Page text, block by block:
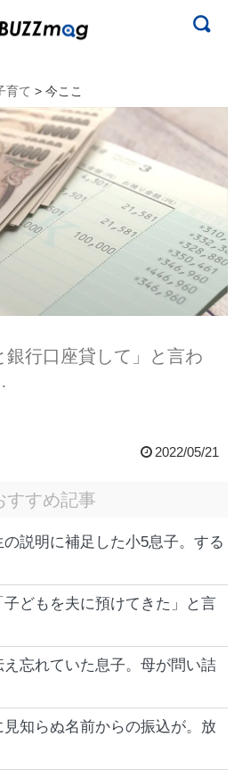
育て > 今ここ
銀行口座貸して」と言わ
2022/05/21
すすめ記事
説明に補足した小5息子。する
どもを夫に預けてきた」と言
忘れていた息子。母が問い詰
知らぬ名前からの振込が。放